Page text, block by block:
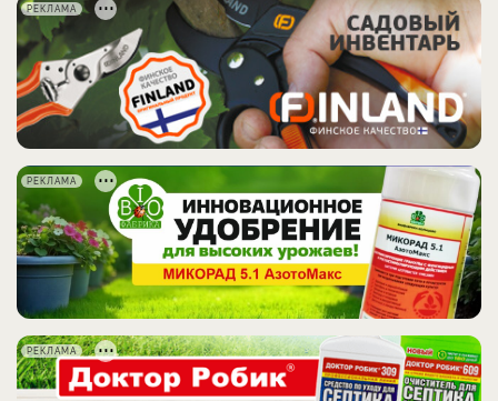
РЕКЛАМА
РЕКЛАМА
РЕКЛАМА